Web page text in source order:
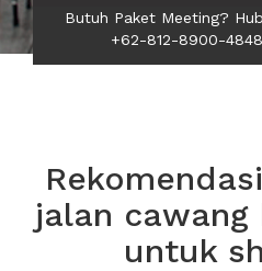
Butuh Paket Meeting?
+62-812-8900-
jalan cawang
untuk